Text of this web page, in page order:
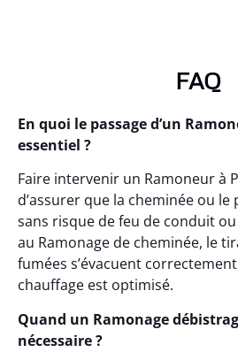
FAQ
En quoi le passage d’un
essentiel ?
Faire intervenir un Ramoneur à
d’assurer que la cheminée ou
sans risque de feu de conduit
au Ramonage de cheminée, le
fumées s’évacuent
chauffage est optimisé.
Quand un Ramonage
nécessaire ?